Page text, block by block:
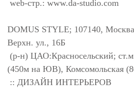
web-стр.: www.da-studio.com
DOMUS STYLE; 107140,
Верхн. ул., 16Б
(р-н) ЦАО:Красносельский;
(450м на ЮВ), Комсомольская
:: ДИЗАЙН ИНТЕРЬЕРОВ